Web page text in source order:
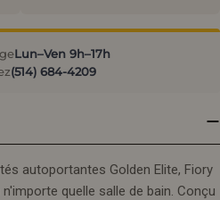
Lun–Ven 9h–17h
(514) 684-4209
autoportantes Golden Elite, Fiory
quelle salle de bain. Conçu